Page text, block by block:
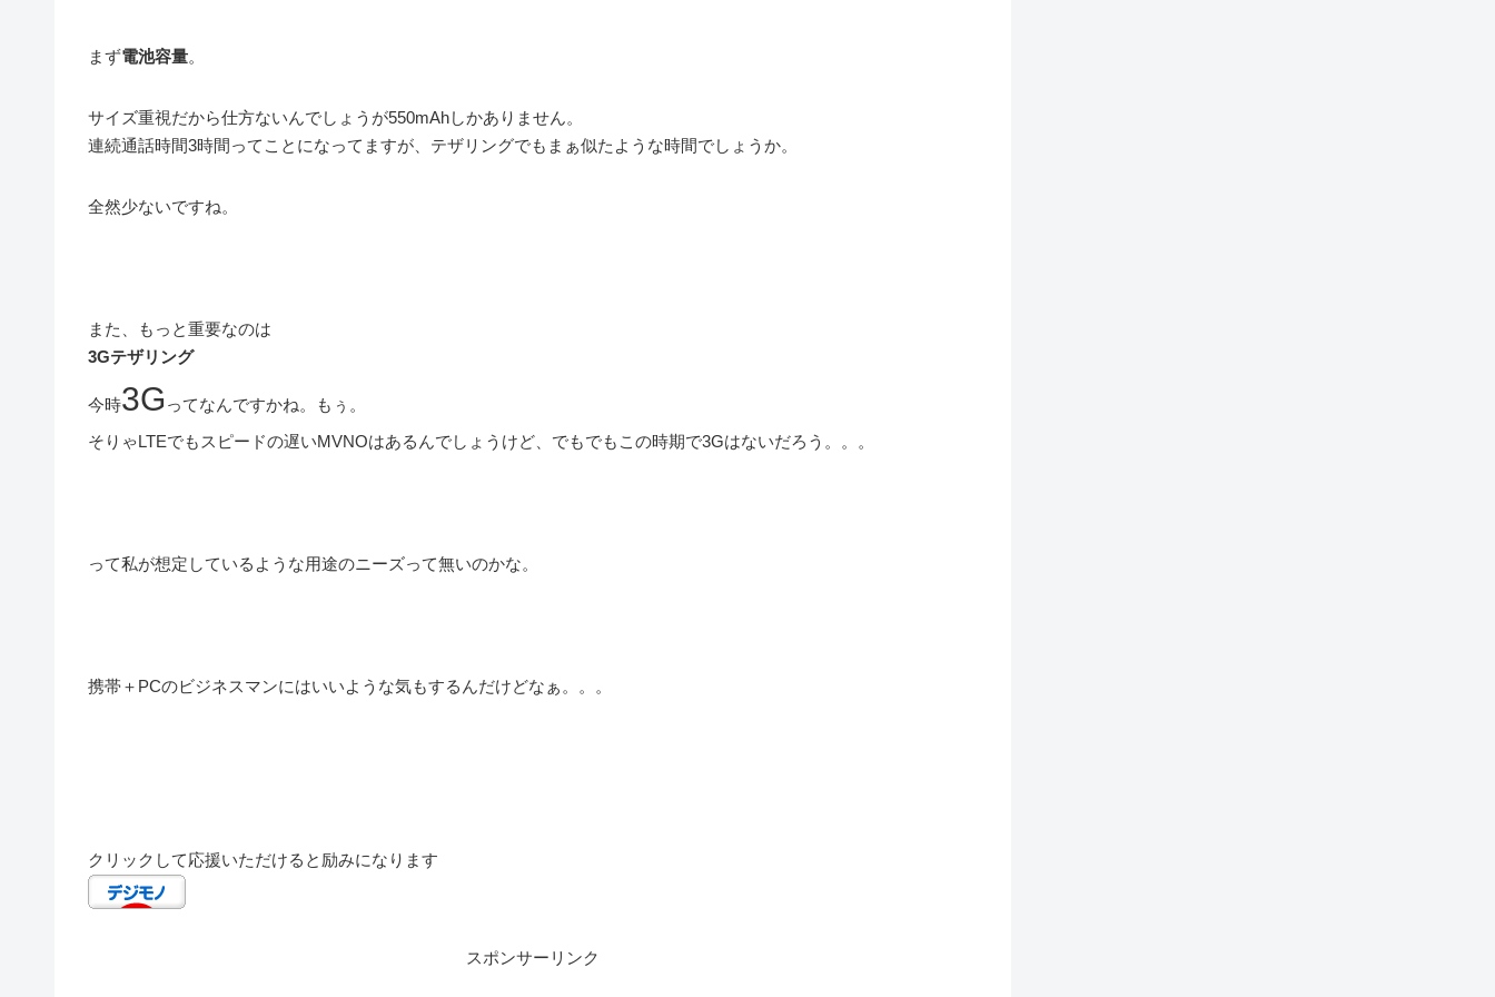
まず電池容量。
サイズ重視だから仕方ないんでしょうが550mAhしかありません。
連続通話時間3時間ってことになってますが、テザリングでもまぁ似たような時間でしょうか。
全然少ないですね。
また、もっと重要なのは
3Gテザリング
今時3G ってなんですかね。もぅ。
そりゃLTEでもスピードの遅いMVNOはあるんでしょうけど、でもでもこの時期で3Gはないだろう。。。
って私が想定しているような用途のニーズって無いのかな。
携帯＋PCのビジネスマンにはいいような気もするんだけどなぁ。。。
クリックして応援いただけると励みになります
スポンサーリンク